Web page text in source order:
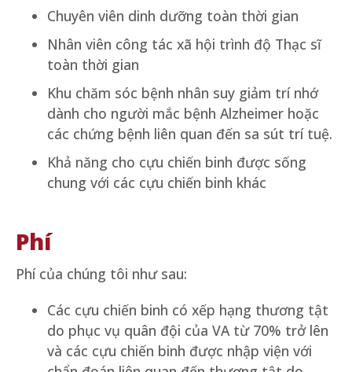
Chuyên viên dinh dưỡng toàn thời gian
Nhân viên công tác xã hội trình độ Thạc sĩ
toàn thời gian
Khu chăm sóc bệnh nhân suy giảm trí nhớ
dành cho người mắc bệnh Alzheimer hoặc
các chứng bệnh liên quan đến sa sút trí tuệ.
Khả năng cho cựu chiến binh được sống
chung với các cựu chiến binh khác
Phí
Phí của chúng tôi như sau:
Các cựu chiến binh có xếp hạng thương tật
do phục vụ quân đội của VA từ 70% trở lên
và các cựu chiến binh được nhập viện với